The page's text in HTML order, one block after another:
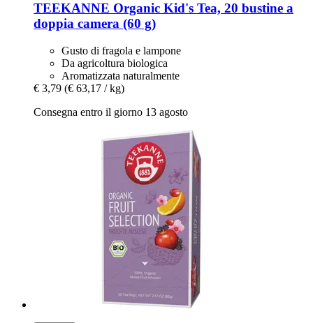
TEEKANNE Organic Kid's Tea, 20 bustine a
doppia camera (60 g)
Gusto di fragola e lampone
Da agricoltura biologica
Aromatizzata naturalmente
€ 3,79 (€ 63,17 / kg)
Consegna entro il giorno 13 agosto